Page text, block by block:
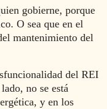
gobierne, porque
O sea que en el
mantenimiento del
del REI
no se está
y en los